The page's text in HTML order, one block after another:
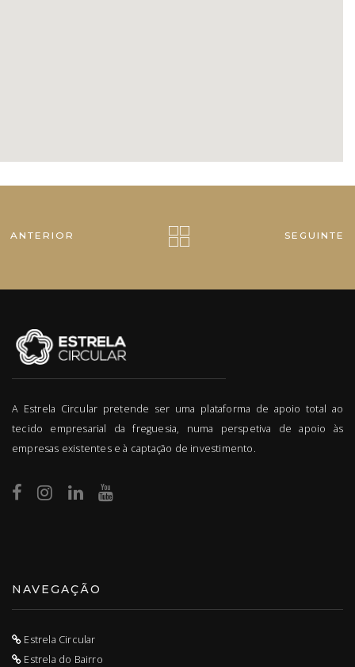
ANTERIOR SEGUINTE
A Estrela Circular pretende ser uma plataforma de apoio total ao
tecido empresarial da freguesia, numa perspetiva de apoio às
empresas existentes e à captação de investimento.
NAVEGAÇÃO
Estrela Circular
Estrela do Bairro